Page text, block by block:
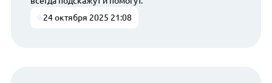
24 октября 2025 21:08